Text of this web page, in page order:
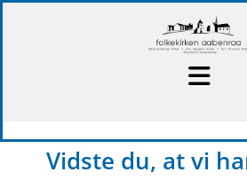
Vidste du, at vi